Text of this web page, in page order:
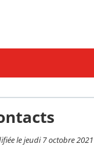
le jeudi 7 octobre